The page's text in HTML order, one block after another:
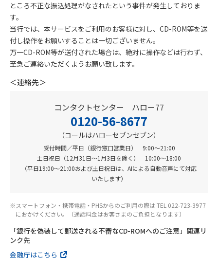
ところ不正な振込処理がなされたという事件が発生しておりま
す。
当行では、本サービスをご利用のお客様に対し、CD-ROM等を送
付し操作をお願いすることは一切ございません。
万一CD-ROM等が送付された場合は、絶対に操作などは行わず、
至急ご連絡いただくようお願い致します。
＜連絡先＞
コンタクトセンター ハロー77
0120-56-8677
（コールはハローセブンセブン）
受付時間／平日（銀行窓口営業日） 9:00～21:00
土日祝日（12月31日～1月3日を除く） 10:00～18:00
（平日19:00～21:00および土日祝日は、AIによる自動音声にて対応
いたします）
スマートフォン・携帯電話・PHSからのご利用の際は TEL 022-723-3977
におかけください。（通話料金はお客さまのご負担となります）
「銀行を偽装して郵送される不審なCD-ROMへのご注意」関連リ
ンク先
金融庁はこちら